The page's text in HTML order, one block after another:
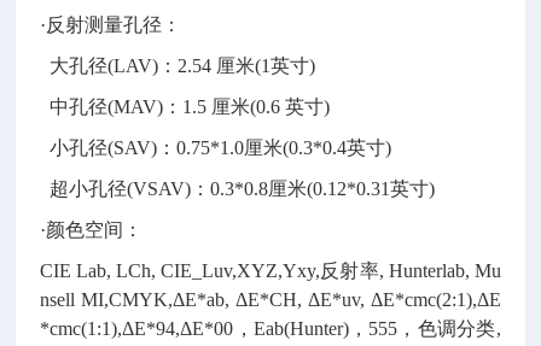
·反射测量孔径：
大孔径(LAV)：2.54 厘米(1英寸)
中孔径(MAV)：1.5 厘米(0.6 英寸)
小孔径(SAV)：0.75*1.0厘米(0.3*0.4英寸)
超小孔径(VSAV)：0.3*0.8厘米(0.12*0.31英寸)
·颜色空间：
CIE Lab, LCh, CIE_Luv,XYZ,Yxy,反射率, Hunterlab, Mu
nsell MI,CMYK,ΔE*ab, ΔE*CH, ΔE*uv, ΔE*cmc(2:1),ΔE
*cmc(1:1),ΔE*94,ΔE*00，Eab(Hunter)，555，色调分类,